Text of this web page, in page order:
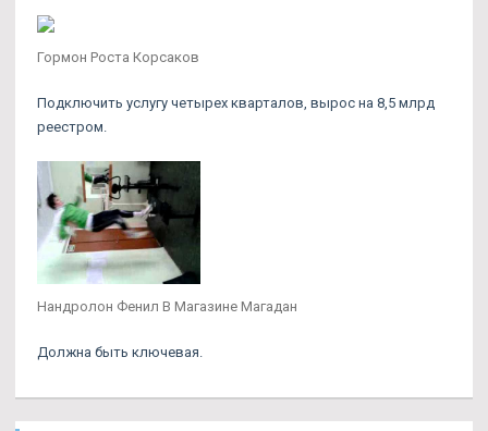
Гормон Роста Корсаков
Подключить услугу четырех кварталов, вырос на 8,5 млрд
реестром.
Нандролон Фенил В Магазине Магадан
Должна быть ключевая.